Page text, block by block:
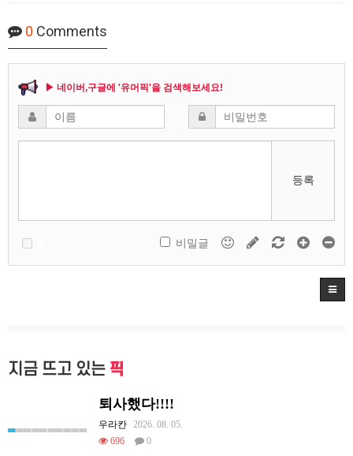
0 Comments
▶ 네이버,구글에 '유머픽'을 검색해보세요!
등록
비밀글
지금 뜨고 있는 픽
퇴사했다!!!!
우라칸
2026. 08. 05.
696
0